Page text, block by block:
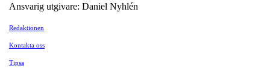
Ansvarig utgivare: Daniel Nyhlén
Redaktionen
Kontakta oss
Tipsa